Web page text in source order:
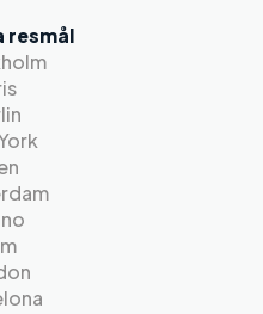
resmål